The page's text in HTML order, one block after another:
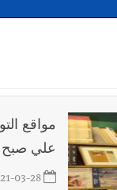
انخفاض التغذية
مواقع
علي صبح
03-28